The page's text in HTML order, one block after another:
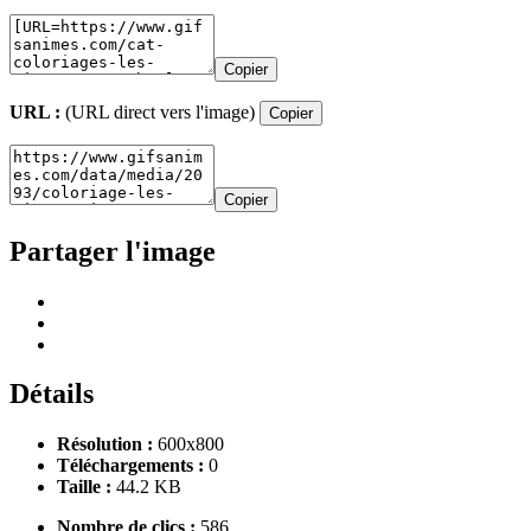
Copier
URL : (URL direct vers l'image) Copier
Copier
Partager l'image
Détails
Résolution : 600x800
Téléchargements : 0
Taille : 44.2 KB